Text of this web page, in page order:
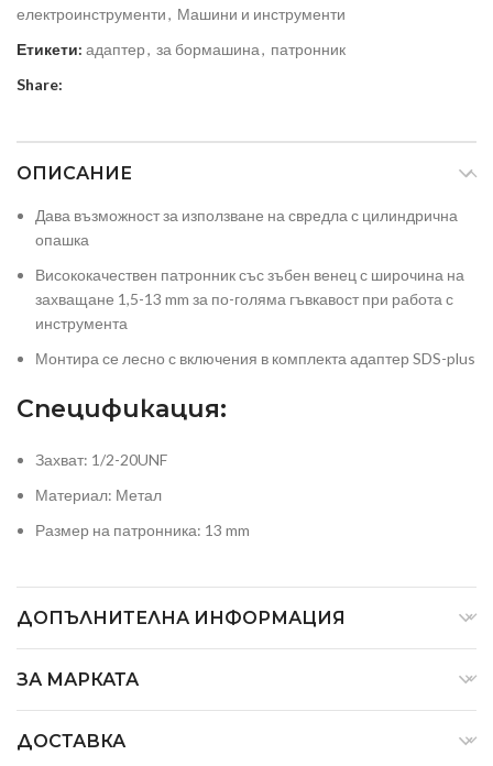
електроинструменти, Машини и инструменти
Етикети: адаптер, за бормашина, патронник
Share:
ОПИСАНИЕ
Дава възможност за използване на свредла с цилиндрична
опашка
Висококачествен патронник със зъбен венец с широчина на
захващане 1,5-13 mm за по-голяма гъвкавост при работа с
инструмента
Монтира се лесно с включения в комплекта адаптер SDS-plus
Спецификация:
Захват: 1/2-20UNF
Материал: Метал
Размер на патронника: 13 mm
ДОПЪЛНИТЕЛНА ИНФОРМАЦИЯ
ЗА МАРКАТА
ДОСТАВКА